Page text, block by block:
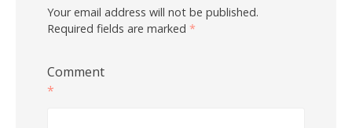
Your email address will not be published.
Required fields are marked *
Comment
*